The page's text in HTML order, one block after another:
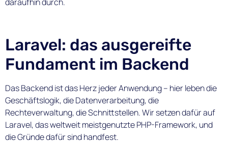
Laravel: das ausgereifte
Fundament im Backend
Das Backend ist das Herz jeder Anwendung – hier leben die
Geschäftslogik, die Datenverarbeitung, die
Rechteverwaltung, die Schnittstellen. Wir setzen dafür auf
Laravel, das weltweit meistgenutzte PHP-Framework, und
die Gründe dafür sind handfest.